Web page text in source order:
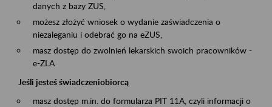
danych z bazy ZUS,
możesz złożyć wniosek o wydanie zaświadczenia o
niezaleganiu i odebrać go na eZUS,
masz dostęp do zwolnień lekarskich swoich pracowników -
e-ZLA
Jeśli jesteś świadczeniobiorcą
masz dostęp m.in. do formularza PIT 11A, czyli informacji o